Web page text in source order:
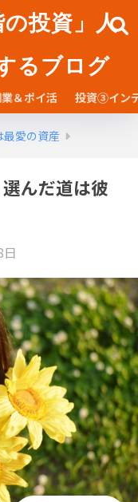
の投資」人
るブログ
＆ポイ活 投資③イン
最愛の資産
んだ道は彼